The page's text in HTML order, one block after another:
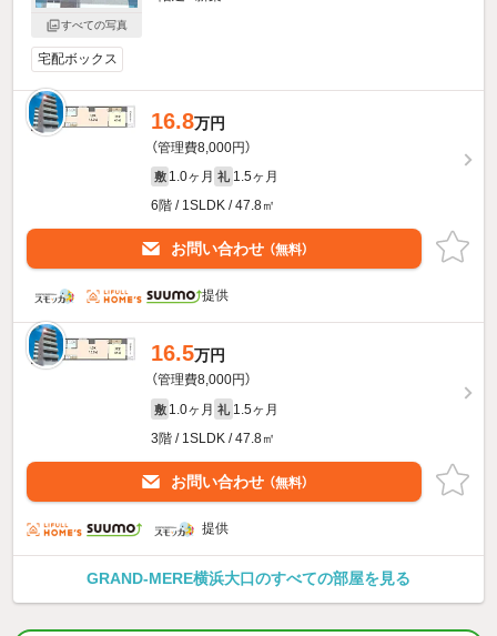
すべての写真
宅配ボックス
16.8万円
（管理費8,000円）
敷 1.0ヶ月 礼 1.5ヶ月
6階 / 1SLDK / 47.8㎡
お問い合わせ （無料）
提供
16.5万円
（管理費8,000円）
敷 1.0ヶ月 礼 1.5ヶ月
3階 / 1SLDK / 47.8㎡
お問い合わせ （無料）
提供
GRAND‐MERE横浜大口のすべての部屋を見る